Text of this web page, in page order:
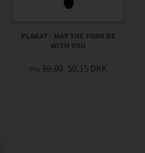
PLAKAT - MAY THE FORK BE
WITH YOU
Pris 59,00 50,15 DKK